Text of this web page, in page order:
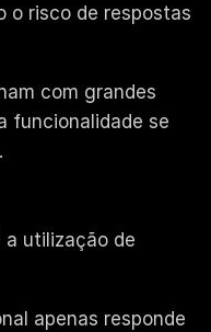
o risco de respostas
com grandes
funcionalidade se
utilização de
apenas responde